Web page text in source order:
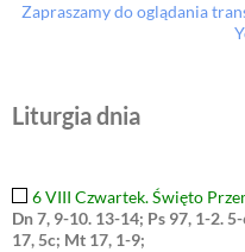
Zapraszamy do oglądania
Liturgia dnia
6 VIII Czwartek. Święto
Dn 7, 9-10. 13-14; Ps 97, 1-2.
17, 5c; Mt 17, 1-9;